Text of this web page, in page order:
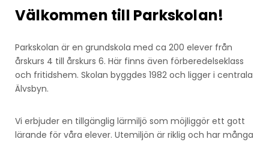
Välkommen till Parkskolan!
Parkskolan är en grundskola med ca 200 elever från
årskurs 4 till årskurs 6. Här finns även förberedelseklass
och fritidshem. Skolan byggdes 1982 och ligger i centrala
Älvsbyn.
Vi erbjuder en tillgänglig lärmiljö som möjliggör ett gott
lärande för våra elever. Utemiljön är riklig och har många